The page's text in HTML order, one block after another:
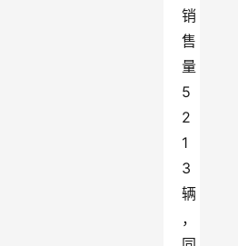
销
售
量
5
2
1
3
辆
，